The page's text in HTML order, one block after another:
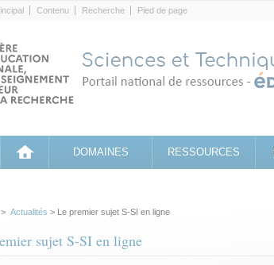
Contenu Recherche Pied de page
DOMAINES RESSOURCES
> Actualités > Le premier sujet S-SI en ligne
sujet S-SI en ligne